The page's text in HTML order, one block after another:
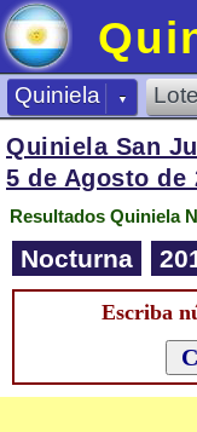
Quiniela
Quiniela San
5 de Agosto de
Resultados Quiniela
Nocturna
Escriba